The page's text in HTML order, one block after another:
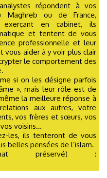
répondent à vos
Maghreb ou de France,
exerçant en cabinet, ils
et tentent de vous
professionnelle et leur
aider à y voir plus clair
le comportement des
si on les désigne parfois
», mais leur rôle est de
la meilleure réponse à
aux autres, votre
vos frères et sœurs, vos
voisins...
les, ils tenteront de vous
belles pensées de l’islam.
préservé) :